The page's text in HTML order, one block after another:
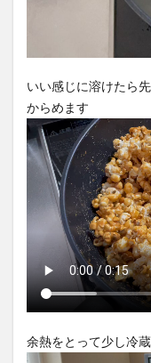
いい感じに溶けたら
からめます
余熱をとって少し冷